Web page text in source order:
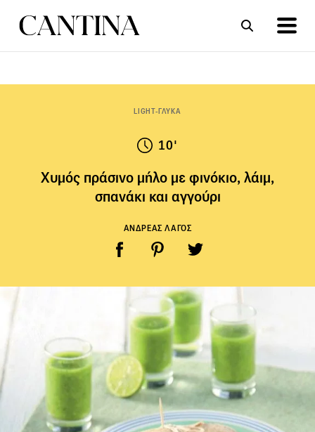
LIGHT-ΓΛΥΚΑ
10'
Χυμός πράσινο μήλο με φινόκιο, λάιμ,
σπανάκι και αγγούρι
ΑΝΔΡΕΑΣ ΛΑΓΟΣ